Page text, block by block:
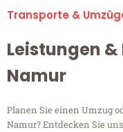
Transporte &
Leistungen
Namur
Planen Sie einen Umzug
Namur? Entdecken Sie